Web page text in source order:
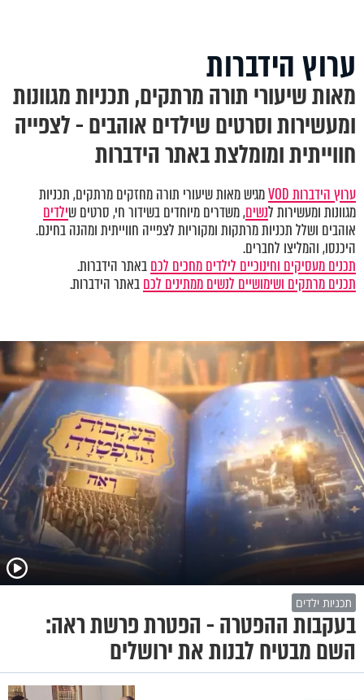
ערוץ הידברות
מאות שיעורי תורה מרתקים, תכניות מגוונות
ומעשירות וסרטים שילדים אוהבים - לצפייה
חווייתית ומומלצת באתר הידברות
ערוץ הידברות VOD
מגיש מאות שיעורי תורה מחזקים מרתקים, תכניות
מגוונות ומעשירות לנשים, משדרים מיוחדים בשידור חי, סרטים שילדים
אוהבים ושלל תכניות מרתקות ומקוריות לצפייה חווייתית ומהנה בחינם.
היכנסו, והמליצו לחברים.
תכנים מעסיקים וחינוכיים לילדים מחכים לכםבאתר הידברות.
תכנים מרתקים ושימושיים לנשים ממתינים לכםבאתר הידברות.
תכניות ילדים
בעקבות ההפטרה - הפטרת פרשת ראה:
השם מבטיח לבנות את ירושלים